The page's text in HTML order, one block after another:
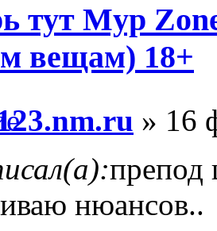
тут Myp
вещам) 18+
» 16
препод
нюансов..